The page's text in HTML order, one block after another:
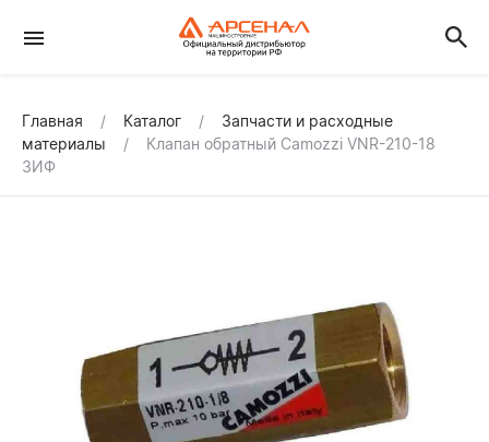
Главная Каталог
Запчасти и расходные
материалы
Клапан обратный Camozzi VNR-210-18
ЗИФ